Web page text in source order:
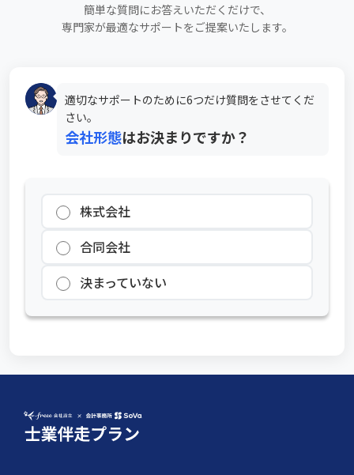
簡単な質問にお答えいただくだけで、
専門家が最適なサポートをご提案いたします。
適切なサポートのために6つだけ質問をさせてくだ
さい。
会社形態はお決まりですか？
株式会社
合同会社
決まっていない